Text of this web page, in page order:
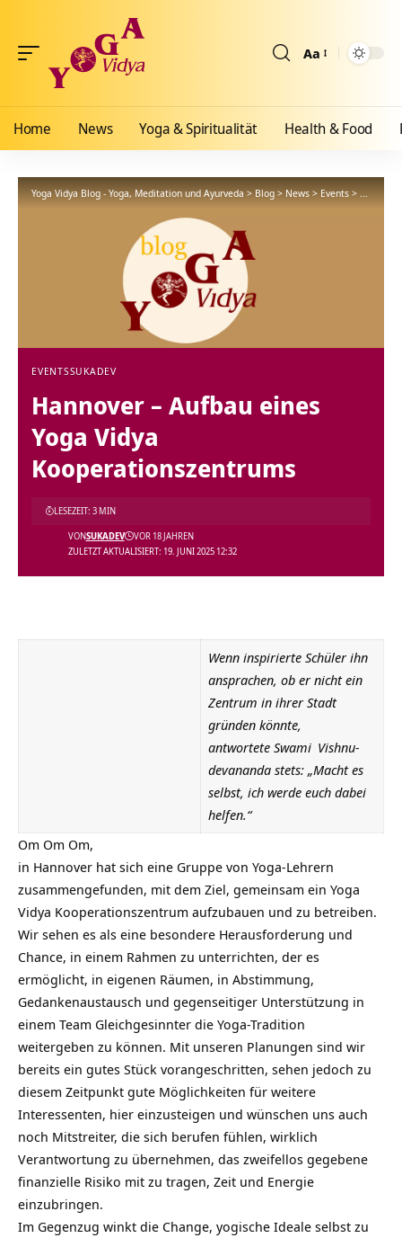
Aa
Home News Yoga & Spiritualität Health & Food
Yoga Vidya Blog - Yoga, Meditation und Ayurveda>Blog>News>Events>
EVENTSSUKADEV
Hannover – Aufbau eines
Yoga Vidya
Kooperationszentrums
ZULETZT AKTUALISIERT: 19. JUNI 2025 12:32
VONSUKADEV VOR 18 JAHREN
LESEZEIT: 3 MIN
Wenn inspirierte Schüler ihn
ansprachen, ob er nicht ein
Zentrum in ihrer Stadt
gründen könnte,
antwortete Swami Vishnu-
devananda stets: „Macht es
selbst, ich werde euch dabei
helfen.“
Om Om Om,
in Hannover hat sich eine Gruppe von Yoga-Lehrern
zusammengefunden, mit dem Ziel, gemeinsam ein Yoga
Vidya Kooperationszentrum aufzubauen und zu betreiben.
Wir sehen es als eine besondere Herausforderung und
Chance, in einem Rahmen zu unterrichten, der es
ermöglicht, in eigenen Räumen, in Abstimmung,
Gedankenaustausch und gegenseitiger Unterstützung in
einem Team Gleichgesinnter die Yoga-Tradition
weitergeben zu können. Mit unseren Planungen sind wir
bereits ein gutes Stück vorangeschritten, sehen jedoch zu
diesem Zeitpunkt gute Möglichkeiten für weitere
Interessenten, hier einzusteigen und wünschen uns auch
noch Mitstreiter, die sich berufen fühlen, wirklich
Verantwortung zu übernehmen, das zweifellos gegebene
finanzielle Risiko mit zu tragen, Zeit und Energie
einzubringen.
Im Gegenzug winkt die Change, yogische Ideale selbst zu